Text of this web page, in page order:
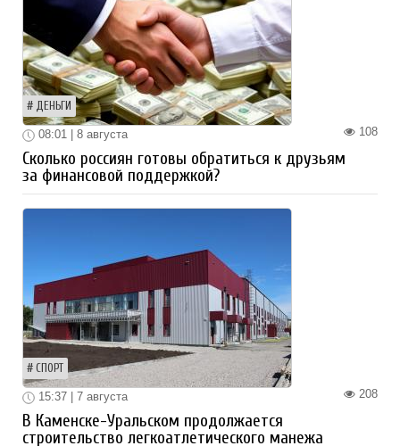
ДЕНЬГИ
108
08:01 | 8 августа
Сколько россиян готовы обратиться к друзьям
за финансовой поддержкой?
СПОРТ
208
15:37 | 7 августа
В Каменске-Уральском продолжается
строительство легкоатлетического манежа